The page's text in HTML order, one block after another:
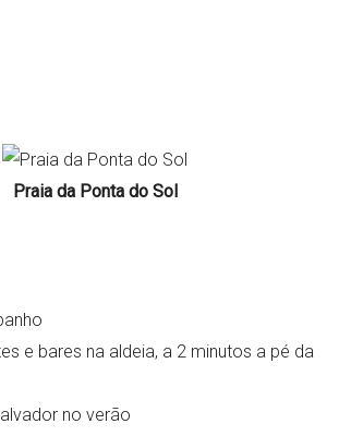
Praia da Ponta do Sol
e bares na aldeia, a 2 minutos a pé da
no verão